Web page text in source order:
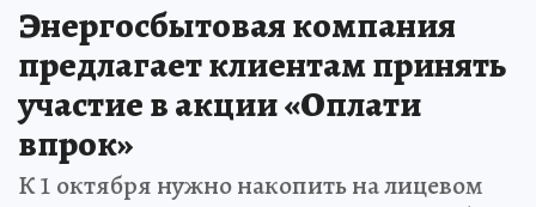
Энергосбытовая компания
предлагает клиентам принять
участие в акции «Оплати
впрок»
К 1 октября нужно накопить на лицевом